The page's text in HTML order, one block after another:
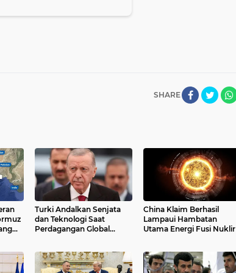
SHARE
Turki Andalkan Senjata
dan Teknologi Saat
Perdagangan Global
China Klaim Berhasil
Lampaui Hambatan
Utama Energi Fusi Nuklir